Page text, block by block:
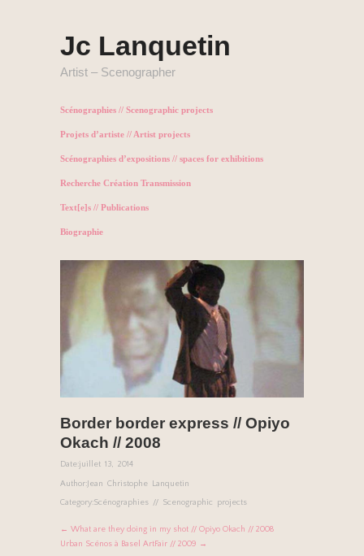
Jc Lanquetin
Artist – Scenographer
Scénographies // Scenographic projects
Projets d’artiste // Artist projects
Scénographies d’expositions // spaces for exhibitions
Recherche Création Transmission
Text[e]s // Publications
Biographie
Border border express // Opiyo
Okach // 2008
Date:juillet 13, 2014
Author:Jean Christophe Lanquetin
Category:Scénographies // Scenographic projects
← What are they doing in my shot // Opiyo Okach // 2008
Urban Scénos à Basel ArtFair // 2009 →